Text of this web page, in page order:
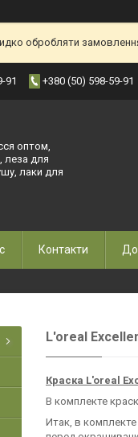
обробляти
91 +380 (50) 598-59-91
оптом,
леза для
лаки для
Контакти
L'oreal
Краска L'oreal
В комплекте
Итак, в комплекте